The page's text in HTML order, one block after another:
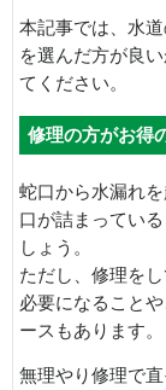
本記事では、水
を選んだ方が良
てください。
修理の方がお得
蛇口から水漏れ
口が詰まってい
しょう。
ただし、修理を
必要になること
ースもあります。
無理やり修理で